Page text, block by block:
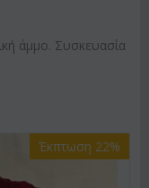
άμμο. Συσκευασία
Έκπτωση 22%